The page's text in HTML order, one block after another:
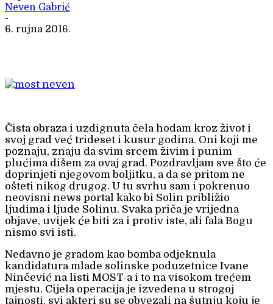
Neven Gabrić
-
6. rujna 2016.
Čista obraza i uzdignuta čela hodam kroz život i
svoj grad već trideset i kusur godina. Oni koji me
poznaju, znaju da svim srcem živim i punim
plućima dišem za ovaj grad. Pozdravljam sve što će
doprinjeti njegovom boljitku, a da se pritom ne
ošteti nikog drugog. U tu svrhu sam i pokrenuo
neovisni news portal kako bi Solin približio
ljudima i ljude Solinu. Svaka priča je vrijedna
objave, uvijek će biti za i protiv iste, ali fala Bogu
nismo svi isti.
Nedavno je gradom kao bomba odjeknula
kandidatura mlade solinske poduzetnice Ivane
Ninčević na listi MOST-a i to na visokom trećem
mjestu. Cijela operacija je izvedena u strogoj
tajnosti, svi akteri su se obvezali na šutnju koju je